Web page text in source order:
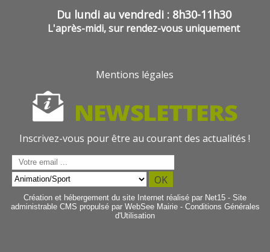
Du lundi au vendredi : 8h30-11h30
L'après-midi, sur rendez-vous uniquement
Mentions légales
Inscrivez-vous pour être au courant des actualités !
votre
email
(obligatoire)
OK
Création et hébergement du site Internet réalisé par Net15 - Site
administrable CMS propulsé par WebSee Mairie- Conditions Générales
d'Utilisation